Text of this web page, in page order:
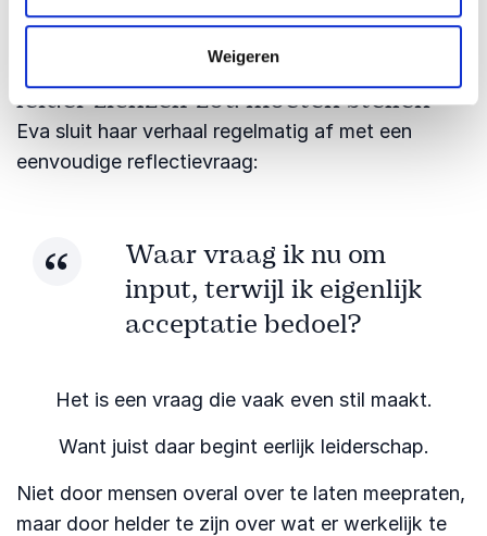
Weigeren
eigenaarschap.
De confronterende vraag die elke
leider zichzelf zou moeten stellen
Eva sluit haar verhaal regelmatig af met een
eenvoudige reflectievraag:
Waar vraag ik nu om
input, terwijl ik eigenlijk
acceptatie bedoel?
Het is een vraag die vaak even stil maakt.
Want juist daar begint eerlijk leiderschap.
Niet door mensen overal over te laten meepraten,
maar door helder te zijn over wat er werkelijk te